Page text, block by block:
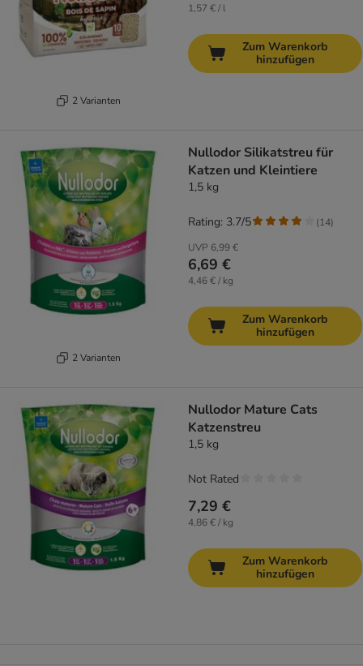
2 Varianten
1,57 € / l
Zum Warenkorb
hinzufügen
2 Varianten
Nullodor Silikatstreu für
Katzen und Kleintiere
1,5 kg
UVP 6,99 €
6,69 €
4,46 € / kg
Rating: 3.7/5 (14)
Zum Warenkorb
hinzufügen
Nullodor Mature Cats
Katzenstreu
1,5 kg
7,29 €
4,86 € / kg
Not Rated
Zum Warenkorb
hinzufügen